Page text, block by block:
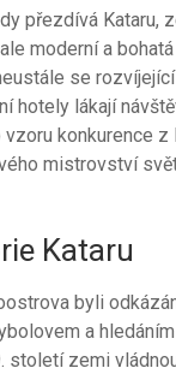
přezdívá Kataru,
moderní a
se
hotely lákají
vzoru konkurence
mistrovství
Kataru
byli
a
století zemi